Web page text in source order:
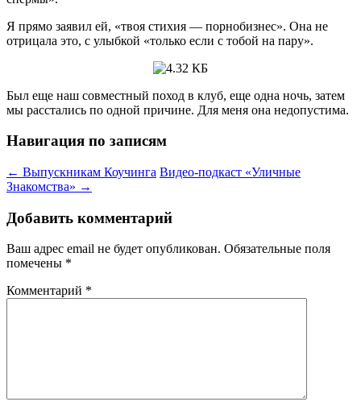
Я прямо заявил ей, «твоя стихия — порнобизнес». Она не
отрицала это, с улыбкой «только если с тобой на пару».
Был еще наш совместный поход в клуб, еще одна ночь, затем
мы расстались по одной причине. Для меня она недопустима.
Навигация по записям
← Выпускникам Коучинга Видео-подкаст «Уличные
Знакомства» →
Добавить комментарий
Ваш адрес email не будет опубликован. Обязательные поля
помечены *
Комментарий *